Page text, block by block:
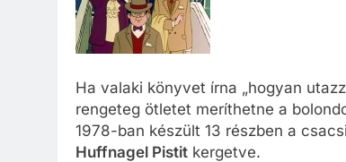
Ha valaki könyvet írna „hogyan
rengeteg ötletet meríthetne a
1978-ban készült 13 részben a
Huffnagel Pistit kergetve.